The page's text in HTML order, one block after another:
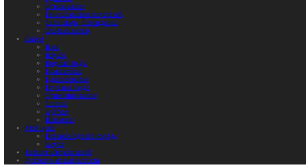
Образование
Письма наших читателей
Твои люди, Геленджик!
Особый взгляд
Спорт
Бокс
Борьба
Водные виды
Гимнастика
Единоборства
Игровые виды
Ориентирование
Теннис
Футбол
Шахматы
Мой край
История одного города
Фауна
Каталог Организаций
Достопримечательности